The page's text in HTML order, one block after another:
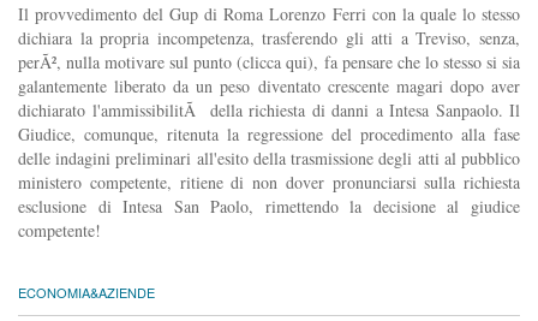
Il provvedimento del Gup di Roma Lorenzo Ferri con la quale lo stesso
dichiara la propria incompetenza, trasferendo gli atti a Treviso, senza,
perÃ², nulla motivare sul punto (clicca qui), fa pensare che lo stesso si sia
galantemente liberato da un peso diventato crescente magari dopo aver
dichiarato l'ammissibilitÃ della richiesta di danni a Intesa Sanpaolo. Il
Giudice, comunque, ritenuta la regressione del procedimento alla fase
delle indagini preliminari all'esito della trasmissione degli atti al pubblico
ministero competente, ritiene di non dover pronunciarsi sulla richiesta
esclusione di Intesa San Paolo, rimettendo la decisione al giudice
competente!
ECONOMIA&AZIENDE